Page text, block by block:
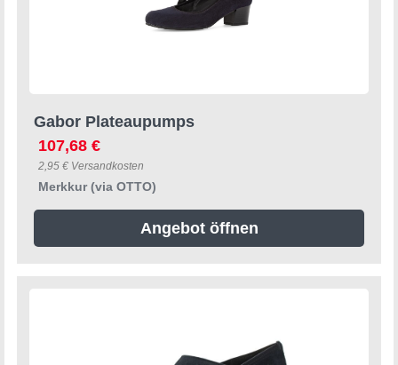
Gabor Plateaupumps
107,68 €
2,95 € Versandkosten
Merkkur (via OTTO)
Angebot öffnen